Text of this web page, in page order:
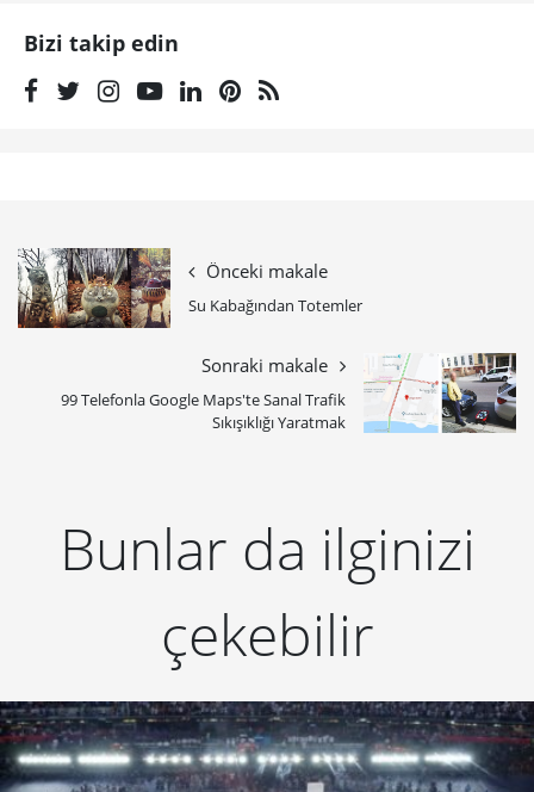
Bizi takip edin
Önceki makale
Su Kabağından Totemler
Sonraki makale
99 Telefonla Google Maps'te Sanal Trafik
Sıkışıklığı Yaratmak
Bunlar da ilginizi
çekebilir